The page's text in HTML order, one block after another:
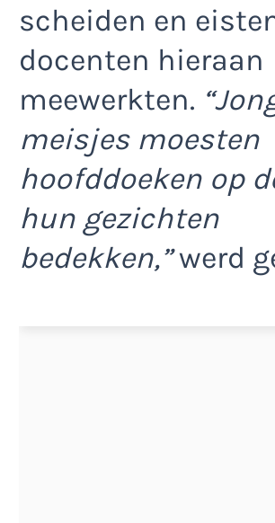
scheiden en
docenten hieraan
meewerkten.
meisjes moesten
hoofddoeken op
hun gezichten
bedekken,”werd